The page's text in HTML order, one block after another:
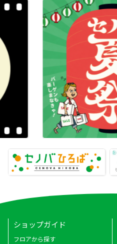
ショップガイド
フロアから探す